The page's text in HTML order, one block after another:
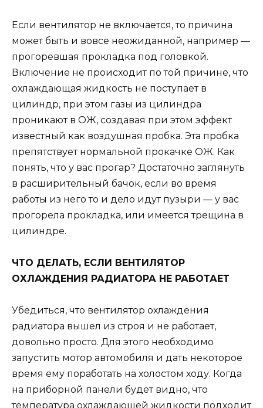
Если вентилятор не включается, то причина
может быть и вовсе неожиданной, например —
прогоревшая прокладка под головкой.
Включение не происходит по той причине, что
охлаждающая жидкость не поступает в
цилиндр, при этом газы из цилиндра
проникают в ОЖ, создавая при этом эффект
известный как воздушная пробка. Эта пробка
препятствует нормальной прокачке ОЖ. Как
понять, что у вас прогар? Достаточно заглянуть
в расширительный бачок, если во время
работы из него то и дело идут пузыри — у вас
прогорела прокладка, или имеется трещина в
цилиндре.
ЧТО ДЕЛАТЬ, ЕСЛИ ВЕНТИЛЯТОР
ОХЛАЖДЕНИЯ РАДИАТОРА НЕ РАБОТАЕТ
Убедиться, что вентилятор охлаждения
радиатора вышел из строя и не работает,
довольно просто. Для этого необходимо
запустить мотор автомобиля и дать некоторое
время ему поработать на холостом ходу. Когда
на приборной панели будет видно, что
температура охлаждающей жидкости подходит